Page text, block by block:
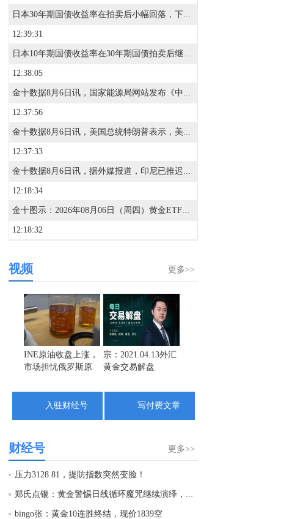
日本30年期国债收益率在拍卖后小幅回落，下跌3个基点至3.93%。
12:39:31
日本10年期国债收益率在30年期国债拍卖后继续下跌，下跌4个基点至2.765%。
12:38:05
金十数据8月6日讯，国家能源局网站发布《中国核电发展报告（2026）》。报告显示，2025年全国核电发电量4852亿千瓦时，同比增长7.6%，占全国总发电量4.6%，占非化石能源发电量11.4%；机组平均利用小时数7809小时，同比增加126小时。福建省核电发电量占全省发电量28.1%，居全国首位，辽宁、海南、广东占比分别达20.9%、18.5%、16.9%。
12:37:56
金十数据8月6日讯，美国总统特朗普表示，美国拥有大量“弹药”，尤其是某些特定类型的。此外，还有大量弹药正在根据需要被制造并运往美国。美国国防企业正在建设我国历史上数量最多的工厂和生产基地。那些泄露叛国言论的“泄密者”正被追捕，将面临长期监禁！
12:37:33
金十数据8月6日讯，据外媒报道，印尼已推迟对电商平台上的本地卖家征收 0.5%所得税的计划，理由是担心经济增长和消费者购买力。印尼税务部门周三晚间表示，该国电子商务平台将从11月1日起开始为平台卖家代收所得税。印尼财政部长表示，该政策原定于8月1日生效，但将推迟到经济状况改善后再实施。根据该计划，被指定的电商平台将按照卖家营业额总额的0.5%代收《所得税法》第22条规定的所得税，其中不包括增值税。此前，Tokopedia、Shopee、Lazada和Blibli已被指定为税收代收平台。
12:18:34
金十图示：2026年08月06日（周四）黄金ETF持仓报告
12:18:32
12:03:49
12:03:22
12:02:29
1. DeepSeek拟上调API服务定价。2. 英伟达急寻中国AI基站供应商，明后年启动端侧算力组网。3. OpenAI披露AI模型曾暗中交流数月，最终决定攻击Hugging Face。4. Meta旗下AI入侵一公司系统。5. Meta推出首款编程智能体Muse Code 可与Muse Spark 1.2协同工作。6. 谷歌AI核心人物Jeff Dean离职 创办AI初创公司。7. 谷歌对AI领导层进行重大调整，AI负责人哈萨比斯卸任主要管理职务。8. Anthropic确认组建芯片团队，为Claude开发自研芯片。9. 微软AI收入过半来自OpenAI，显示对合作伙伴依赖仍较高。10. 大模型竞争白热化，张一鸣喊话：字节跳动“拒绝蒸馏”，不用别人输出换榜单排名。11. “估值院长”发出警告：美股AI热潮已见顶，相关股票将面临更多回调。
更多>>
视频
INE原油收盘上涨，
市场担忧俄罗斯原
宗：2021.04.13外汇
黄金交易解盘
入驻财经号 写付费文章
更多>>
财经号
压力3128.81，提防指数突然变脸！
郑氏点银：黄金警惕日线循环魔咒继续演绎，油短期上攻
bingo张：黄金10连胜终结，现价1839空